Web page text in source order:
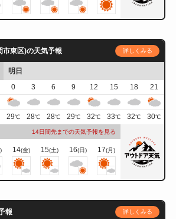
市東区)の天気予報 詳しくみる
明日
0 3 6 9 12 15 18
21
29℃ 28℃ 28℃ 29℃ 32℃ 33℃ 32℃ 30℃
14日間先までの天気予報を見る
14(金) 15(土) 16(日) 17(月)
報 詳しくみる